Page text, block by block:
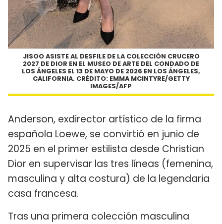
JISOO ASISTE AL DESFILE DE LA COLECCIÓN CRUCERO
2027 DE DIOR EN EL MUSEO DE ARTE DEL CONDADO DE
LOS ÁNGELES EL 13 DE MAYO DE 2026 EN LOS ÁNGELES,
CALIFORNIA. CRÉDITO: EMMA MCINTYRE/GETTY
IMAGES/AFP
Anderson, exdirector artístico de la firma
española Loewe, se convirtió en junio de
2025 en el primer estilista desde Christian
Dior en supervisar las tres líneas (femenina,
masculina y alta costura) de la legendaria
casa francesa.
Tras una primera colección masculina